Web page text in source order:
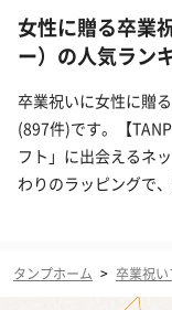
女性に贈る卒業
ー）の人気ラン
卒業祝いに女性に贈
(897件)です。【
フト」に出会えるネ
わりのラッピングで
タンプホーム > 卒業祝い